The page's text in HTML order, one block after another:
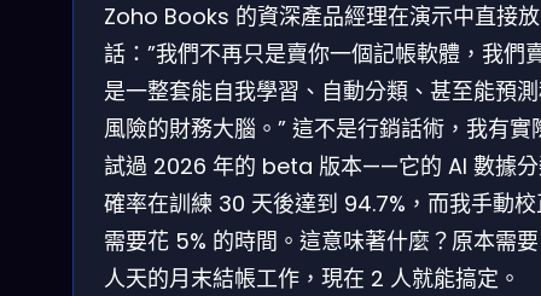
Zoho Books 的資深產品經理在演示中直接放
話：”我們不再只是賣你一個記帳軟體，我們
是一整套能自我學習、自動分類、甚至能預
風險的財務大腦。” 這不是行銷話術，我有實
試過 2026 年的 beta 版本——它的 AI 數據
確率在訓練 30 天後達到 94.7%，而我手動
需要花 5% 的時間。這意味著什麼？原本需要
人天的月末結帳工作，現在 2 人就能搞定。